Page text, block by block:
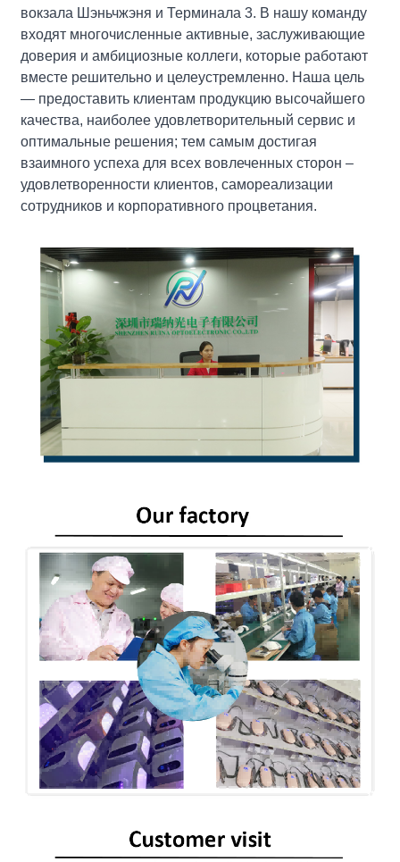
вокзала Шэньчжэня и Терминала 3. В нашу команду
входят многочисленные активные, заслуживающие
доверия и амбициозные коллеги, которые работают
вместе решительно и целеустремленно. Наша цель
— предоставить клиентам продукцию высочайшего
качества, наиболее удовлетворительный сервис и
оптимальные решения; тем самым достигая
взаимного успеха для всех вовлеченных сторон –
удовлетворенности клиентов, самореализации
сотрудников и корпоративного процветания.